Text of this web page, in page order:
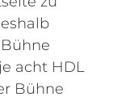
acht HDL
Bühne